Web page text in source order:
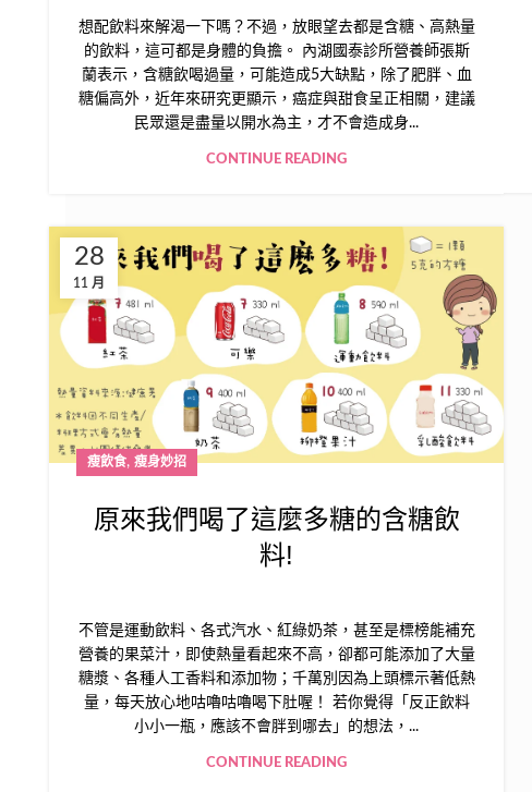
想配飲料來解渴一下嗎？不過，放眼望去都是含糖、高熱量
的飲料，這可都是身體的負擔。 內湖國泰診所營養師張斯
蘭表示，含糖飲喝過量，可能造成5大缺點，除了肥胖、血
糖偏高外，近年來研究更顯示，癌症與甜食呈正相關，建議
民眾還是盡量以開水為主，才不會造成身...
CONTINUE READING
28
11 月
瘦飲食, 瘦身妙招
原來我們喝了這麼多糖的含糖飲
料!
不管是運動飲料、各式汽水、紅綠奶茶，甚至是標榜能補充
營養的果菜汁，即使熱量看起來不高，卻都可能添加了大量
糖漿、各種人工香料和添加物；千萬別因為上頭標示著低熱
量，每天放心地咕嚕咕嚕喝下肚喔！ 若你覺得「反正飲料
小小一瓶，應該不會胖到哪去」的想法，...
CONTINUE READING